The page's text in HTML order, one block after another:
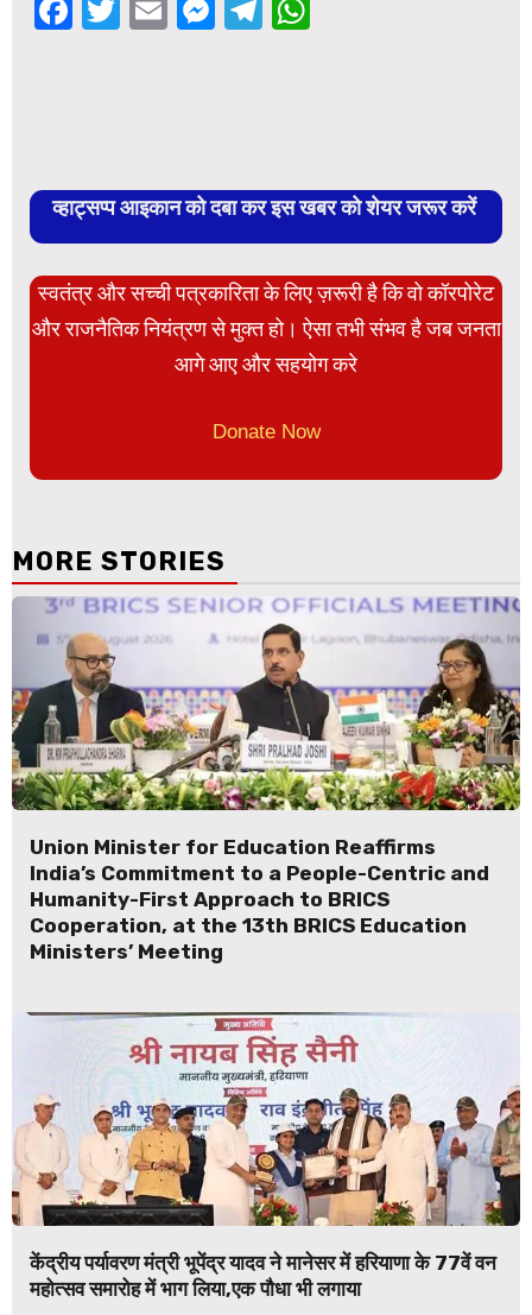
Facebook
Twitter
EmailMessenger
Telegram
व्हाट्सप्प आइकान को दबा कर इस खबर को शेयर जरूर करें
स्वतंत्र और सच्ची पत्रकारिता के लिए ज़रूरी है कि वो कॉरपोरेट
और राजनैतिक नियंत्रण से मुक्त हो। ऐसा तभी संभव है जब जनता
आगे आए और सहयोग करे
Donate Now
MORE STORIES
Union Minister for Education Reaffirms
India’s Commitment to a People-Centric and
Humanity-First Approach to BRICS
Cooperation, at the 13th BRICS Education
Ministers’ Meeting
केंद्रीय पर्यावरण मंत्री भूपेंद्र यादव ने मानेसर में हरियाणा के 77वें वन
महोत्सव समारोह में भाग लिया,एक पौधा भी लगाया